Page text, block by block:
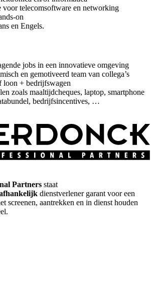
voor telecomsoftware en networking
on
en Engels.
jobs in een innovatieve omgeving
en gemotiveerd team van collega’s
loon + bedrijfswagen
zoals maaltijdcheques, laptop, smartphone
bedrijfsincentives, …
Partners staat
dienstverlener garant voor een
screenen, aantrekken en in dienst houden